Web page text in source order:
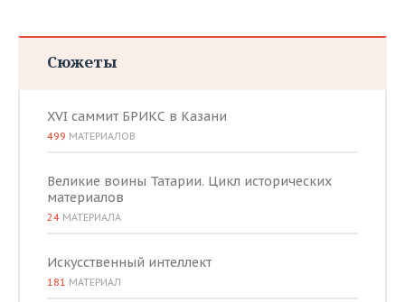
Сюжеты
XVI саммит БРИКС в Казани
499 МАТЕРИАЛОВ
Великие воины Татарии. Цикл исторических
материалов
24 МАТЕРИАЛА
Искусственный интеллект
181 МАТЕРИАЛ